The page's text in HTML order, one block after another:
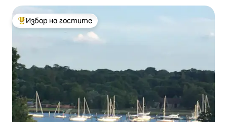
Най-популярен избор на гостите
Избор на гостите